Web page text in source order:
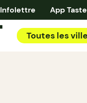
Infolettre App
Toutes les